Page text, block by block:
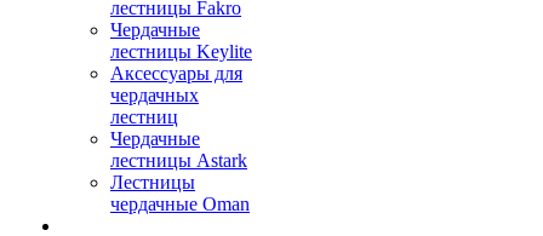
лестницы Fakro
Чердачные
лестницы Keylite
Аксессуары для
чердачных
лестниц
Чердачные
лестницы Astark
Лестницы
чердачные Oman